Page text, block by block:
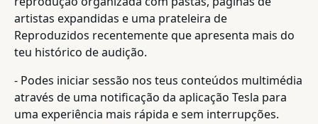
artistas expandidas e uma prateleira de
Reproduzidos recentemente que apresenta mais do
teu histórico de audição.
- Podes iniciar sessão nos teus conteúdos multimédia
através de uma notificação da aplicação Tesla para
uma experiência mais rápida e sem interrupções.